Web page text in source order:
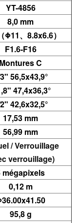
YT-4856
8,0 mm
Φ11、8.8x6.6）
F1.6-F16
Montures C
56,5x43,9°
47,4x36,3°
42,6x32,5°
17,53 mm
56,99 mm
/ Verrouillage
verrouillage)
mégapixels
0,12 m
95,8 g